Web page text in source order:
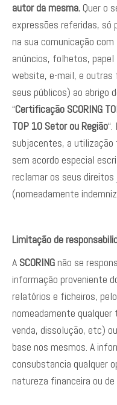
autor da mesma. Quer o
expressões referidas, só
na sua comunicação
anúncios, folhetos,
website, e-mail, e outras
seus públicos) ao abrigo
“Certificação SCORING
TOP 10 Setor ou Região
subjacentes, a
sem acordo especial
reclamar os seus
(nomeadamente
Limitação de
A SCORING não se
informação proveniente
relatórios e ficheiros,
nomeadamente
venda, dissolução, etc)
base nos mesmos. A
consubstancia qualquer
natureza financeira ou